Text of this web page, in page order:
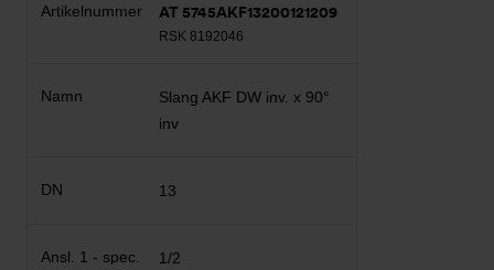
AT 5745AKF13200121209
RSK 8192046
Slang AKF DW inv. x 90°
inv
13
1/2